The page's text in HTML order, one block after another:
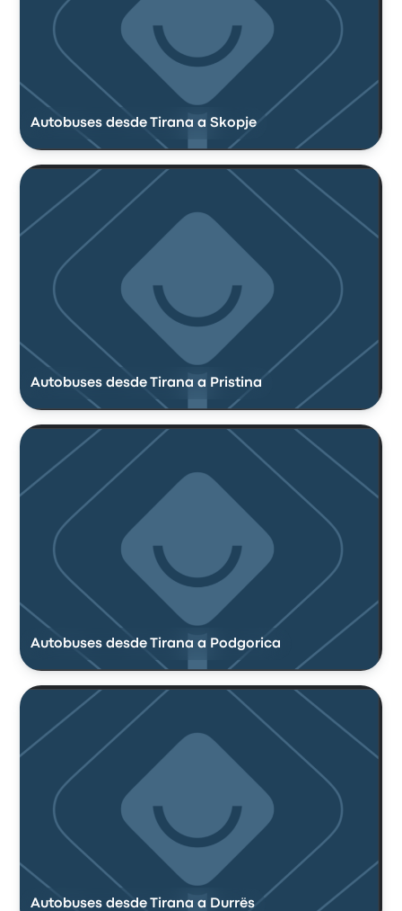
Autobuses desde Tirana a Skopje
Autobuses desde Tirana a Pristina
Autobuses desde Tirana a Podgorica
Autobuses desde Tirana a Durrës